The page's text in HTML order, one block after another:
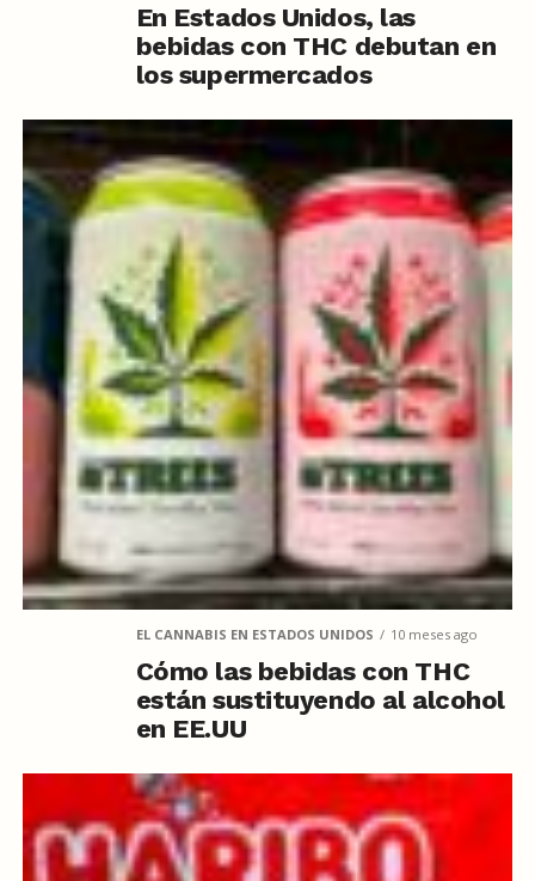
En Estados Unidos, las
bebidas con THC debutan en
los supermercados
EL CANNABIS EN ESTADOS UNIDOS 10 meses ago
Cómo las bebidas con THC
están sustituyendo al alcohol
en EE.UU